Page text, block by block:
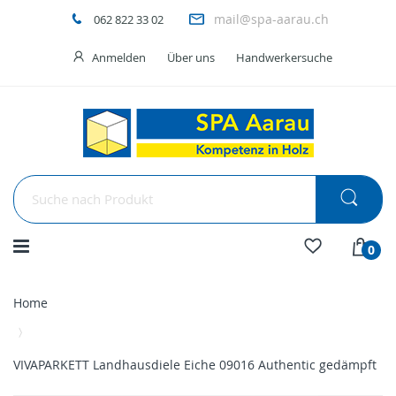
062 822 33 02 mail@spa-aarau.ch
Anmelden Über uns Handwerkersuche
Menü
0
Home
VIVAPARKETT Landhausdiele Eiche 09016 Authentic gedämpft